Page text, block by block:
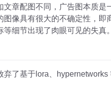
文章配图不同，广告图本质
图像具有很大的不确定性，
细节出现了肉眼可见的失真。
弃了基于lora、